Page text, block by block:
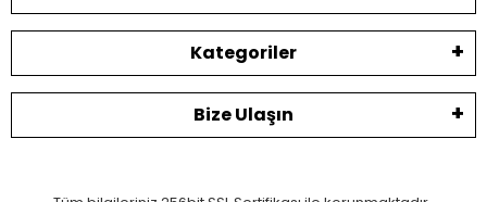
Kategoriler
Bize Ulaşın